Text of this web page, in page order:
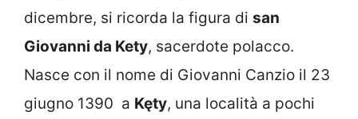
dicembre, si ricorda la figura di san
Giovanni da Kety, sacerdote polacco.
Nasce con il nome di Giovanni Canzio il 23
giugno 1390 a Kęty, una località a pochi